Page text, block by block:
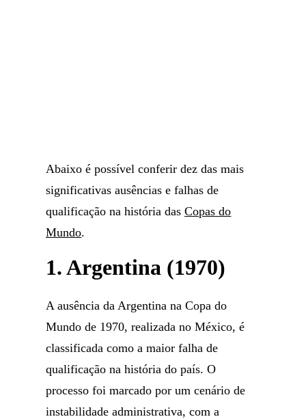
Abaixo é possível conferir dez das mais
significativas ausências e falhas de
qualificação na história dasCopas do
Mundo.
1. Argentina (1970)
A ausência da Argentina na Copa do
Mundo de 1970, realizada no México, é
classificada como a maior falha de
qualificação na história do país. O
processo foi marcado por um cenário de
instabilidade administrativa, com a